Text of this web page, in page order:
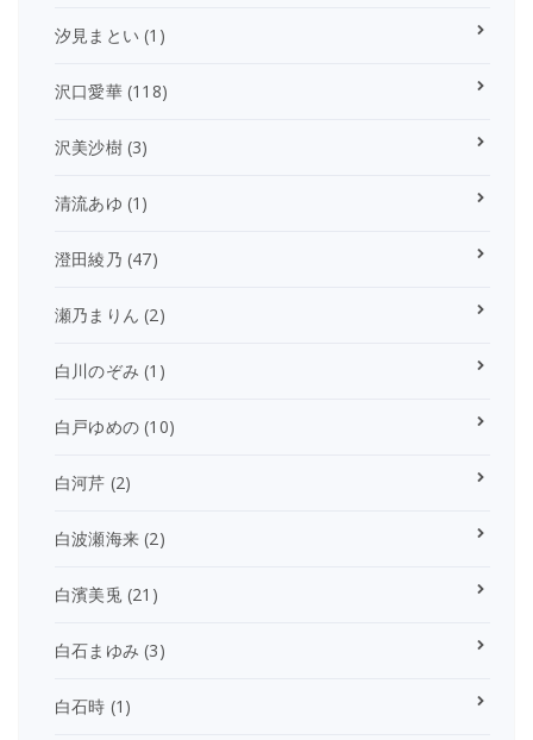
汐見まとい (1)
沢口愛華(118)
沢美沙樹(3)
清流あゆ (1)
澄田綾乃 (47)
瀬乃まりん (2)
白川のぞみ (1)
白戸ゆめの (10)
白河芹 (2)
白波瀬海来 (2)
白濱美兎(21)
白石まゆみ (3)
白石時 (1)